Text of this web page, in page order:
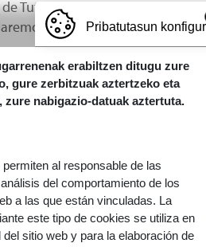
Tutorización. El
a LH.
hacia fuera en ese
ser una persona para la
el futuro, y para avanzar
garantizando el
y la ikastola.
S. COOP.
101 - 01007 (GASTEIZ)
Pribatutasun
erabiltzen ditugu zure
gure zerbitzuak aztertzeko eta
zure nabigazio-datuak aztertuta.
al responsable de las
del comportamiento de los
a las que están vinculadas. La
este tipo de cookies se utiliza en
sitio web y para la elaboración de